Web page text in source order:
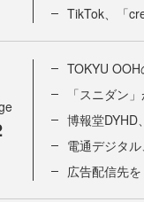
TikTok、「
TOKYU
「スニダン
博報堂DYHD
電通デジタ
広告配信先